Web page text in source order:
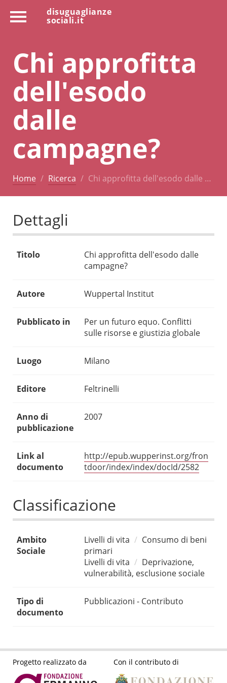
disuguaglianze
sociali.it
Chi approfitta
dell'esodo
dalle
campagne?
Home Ricerca Chi approfitta dell'esodo dalle …
Dettagli
Titolo
Chi approfitta dell'esodo dalle
campagne?
Autore Wuppertal Institut
Pubblicato in
Per un futuro equo. Conflitti
sulle risorse e giustizia globale
Luogo Milano
Editore Feltrinelli
Anno di
pubblicazione
2007
Link al
documento
http://epub.wupperinst.org/fron
tdoor/index/index/docId/2582
Classificazione
Ambito
Sociale
Livelli di vita
Consumo di beni
primari
Livelli di vita
Deprivazione,
vulnerabilità, esclusione sociale
Tipo di
documento
Pubblicazioni - Contributo
Progetto realizzato da Con il contributo di